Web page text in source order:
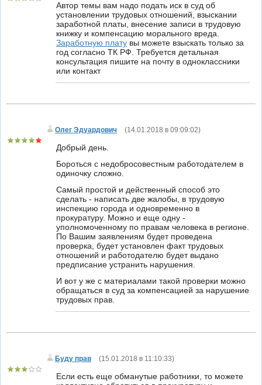
Автор темы вам надо подать иск в суд об
установлении трудовых отношений, взыскании
заработной платы, внесение записи в трудовую
книжку и компенсацию морального вреда.
Заработную плату вы можете взыскать только за
год согласно ТК РФ. Требуется детальная
консультация пишите на почту в одноклассники
или контакт
Олег Эдуардович (14.01.2018 в 09:09:02)
Добрый день.
Бороться с недобросовестным работодателем в
одиночку сложно.
Самый простой и действенный способ это
сделать - написать две жалобы, в трудовую
инспекцию города и одновременно в
прокуратуру. Можно и еще одну -
уполномоченному по правам человека в регионе.
По Вашим заявлениям будет проведена
проверка, будет установлен факт трудовых
отношений и работодателю будет выдано
предписание устранить нарушения.
И вот у же с материалами такой проверки можно
обращаться в суд за компенсацией за нарушение
трудовых прав.
Буду прав (15.01.2018 в 11:10:33)
Если есть еще обманутые работники, то можете